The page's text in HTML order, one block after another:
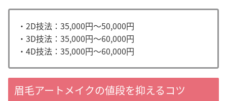
・2D技法：35,000円〜50,000円
・3D技法：35,000円〜60,000円
・4D技法：35,000円〜60,000円
眉毛アートメイクの値段を抑えるコツ